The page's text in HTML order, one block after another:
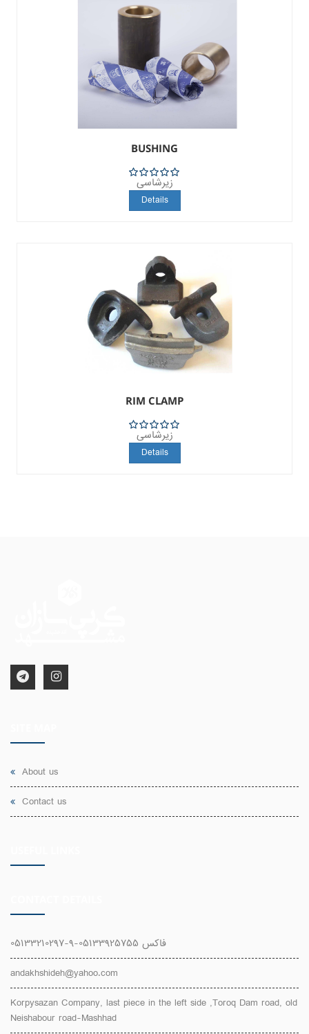
BUSHING
5
زیرشاسی
Details
RIM CLAMP
5
زیرشاسی
Details
About us
Contact us
05133210297-9-فاکس 05133925755
andakhshideh@yahoo.com
Korpysazan Company, last piece in the left side ,Toroq Dam road, old
Neishabour road-Mashhad